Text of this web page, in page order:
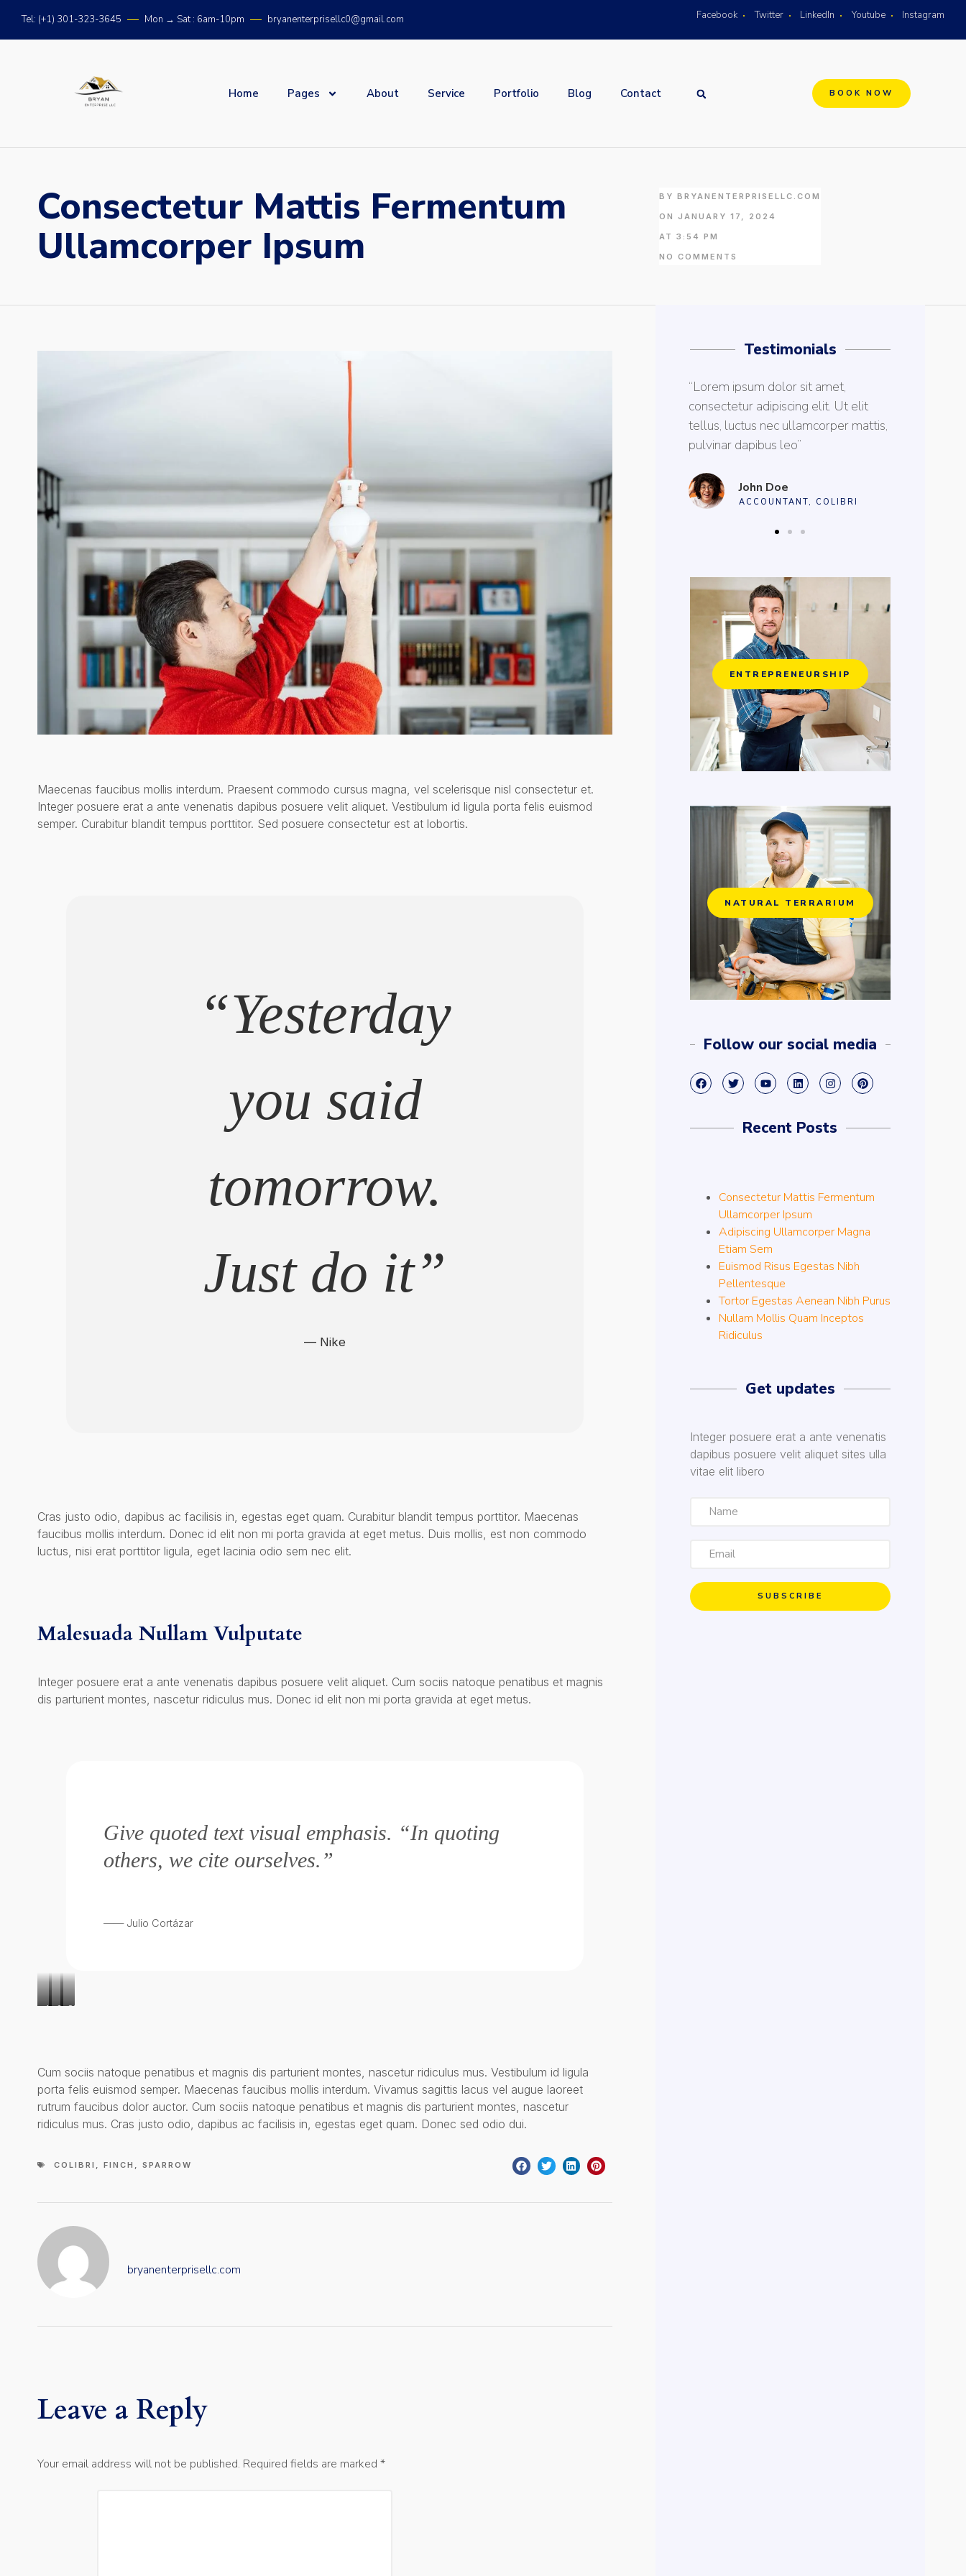
Tel: (+1) 301-323-3645 Mon → Sat : 6am-10pm bryanenterprisellc0@gmail.com Facebook Twitter LinkedIn Youtube Instagram
Home Pages About Service Portfolio Blog Contact BOOK NOW
Consectetur Mattis Fermentum
Ullamcorper Ipsum
BY BRYANENTERPRISELLC.COM
ON JANUARY 17, 2024
AT 3:54 PM
NO COMMENTS
Maecenas faucibus mollis interdum. Praesent commodo cursus magna, vel scelerisque nisl consectetur et.
Integer posuere erat a ante venenatis dapibus posuere velit aliquet. Vestibulum id ligula porta felis euismod
semper. Curabitur blandit tempus porttitor. Sed posuere consectetur est at lobortis.
“Yesterday
you said
tomorrow.
Just do it”
— Nike
Cras justo odio, dapibus ac facilisis in, egestas eget quam. Curabitur blandit tempus porttitor. Maecenas
faucibus mollis interdum. Donec id elit non mi porta gravida at eget metus. Duis mollis, est non commodo
luctus, nisi erat porttitor ligula, eget lacinia odio sem nec elit.
Malesuada Nullam Vulputate
Integer posuere erat a ante venenatis dapibus posuere velit aliquet. Cum sociis natoque penatibus et magnis
dis parturient montes, nascetur ridiculus mus. Donec id elit non mi porta gravida at eget metus.
Give quoted text visual emphasis. “In quoting
others, we cite ourselves.”
—— Julio Cortázar
Aenean
Consectetur
Sit
Cum sociis natoque penatibus et magnis dis parturient montes, nascetur ridiculus mus. Vestibulum id ligula
porta felis euismod semper. Maecenas faucibus mollis interdum. Vivamus sagittis lacus vel augue laoreet
rutrum faucibus dolor auctor. Cum sociis natoque penatibus et magnis dis parturient montes, nascetur
ridiculus mus. Cras justo odio, dapibus ac facilisis in, egestas eget quam. Donec sed odio dui.
COLIBRI , FINCH , SPARROW
bryanenterprisellc.com
Leave a Reply
Your email address will not be published. Required fields are marked *
Testimonials
consectetur adipiscing elit. Ut elit
tellus, luctus nec ullamcorper mattis,
Alex Palo
OWNER, EAGLE ACCOUNTANT, COLIBRI
“Lorem ipsum dolor sit amet,
consectetur adipiscing elit. Ut elit
tellus, luctus nec ullamcorper mattis,
pulvinar dapibus leo”
Max Powell
CEO, FALCON
ENTREPRENEURSHIP
NATURAL TERRARIUM
Follow our social media
Recent Posts
Consectetur Mattis Fermentum
Ullamcorper Ipsum
Adipiscing Ullamcorper Magna
Etiam Sem
Euismod Risus Egestas Nibh
Pellentesque
Tortor Egestas Aenean Nibh Purus
Nullam Mollis Quam Inceptos
Ridiculus
Get updates
Integer posuere erat a ante venenatis
dapibus posuere velit aliquet sites ulla
vitae elit libero
SUBSCRIBE